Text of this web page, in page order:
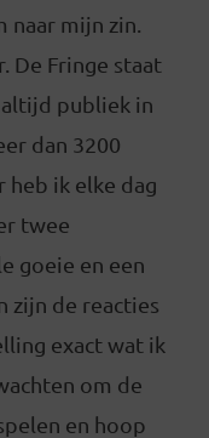
naar mijn zin.
De Fringe staat
publiek in
dan 3200
heb ik elke dag
twee
goeie en een
zijn de reacties
exact wat ik
om de
en hoop